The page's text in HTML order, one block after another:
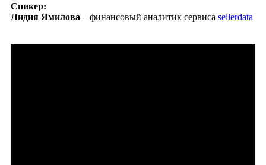
Спикер:
Лидия Ямилова – финансовый аналитик сервиса sellerdata